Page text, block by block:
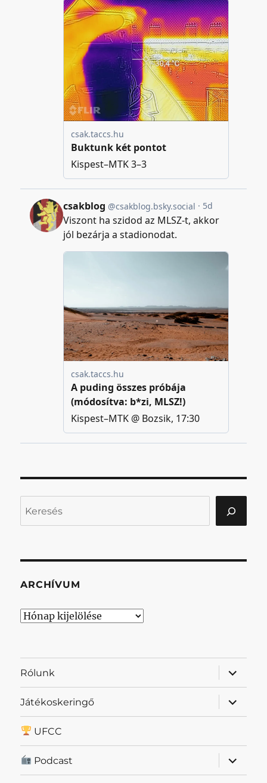
ARCHÍVUM
Archívum
Rólunk
almenü
Játékoskeringő
almenü
UFCC
Podcast
almenü